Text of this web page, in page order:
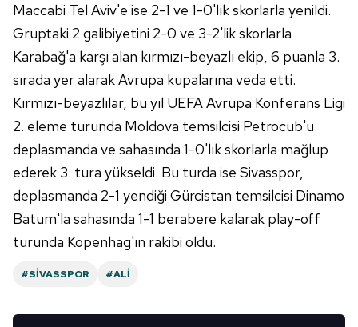
6698 sayılı Kişisel Verilerin Korunması Kanunu uyarınca
hazırlanmış Aydınlatma Metnimizi okumak ve sitemizde
ilgili mevzuata uygun olarak kullanılan çerezlerle ilgili bilgi
almak için lütfentıklayınız
Maccabi Tel Aviv'e ise 2-1 ve 1-0'lık skorlarla yenildi.
Gruptaki 2 galibiyetini 2-0 ve 3-2'lik skorlarla
Karabağ'a karşı alan kırmızı-beyazlı ekip, 6 puanla 3.
sırada yer alarak Avrupa kupalarına veda etti.
Kırmızı-beyazlılar, bu yıl UEFA Avrupa Konferans Ligi
2. eleme turunda Moldova temsilcisi Petrocub'u
deplasmanda ve sahasında 1-0'lık skorlarla mağlup
ederek 3. tura yükseldi. Bu turda ise Sivasspor,
deplasmanda 2-1 yendiği Gürcistan temsilcisi Dinamo
Batum'la sahasında 1-1 berabere kalarak play-off
turunda Kopenhag'ın rakibi oldu.
#SIVASSPOR #ALI